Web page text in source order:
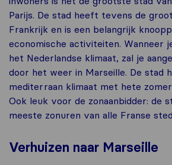
Parijs. De stad heeft tevens de
Frankrijk en is een belangrijk
economische activiteiten. Wanneer
het Nederlandse klimaat, zal je
door het weer in Marseille. De stad
mediterraan klimaat met hete
Ook leuk voor de zonaanbidder: de
meeste zonuren van alle Franse
Verhuizen naar Marseille